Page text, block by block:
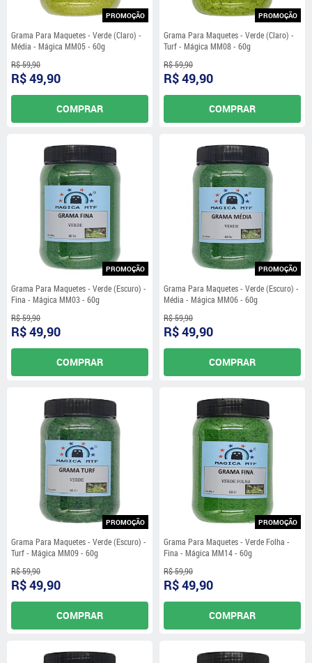
PROMOÇÃO
Grama Para Maquetes - Verde (Claro) -
Média - Mágica MM05 - 60g
R$ 59,90
R$ 49,90
COMPRAR
PROMOÇÃO
Grama Para Maquetes - Verde (Claro) -
Turf - Mágica MM08 - 60g
R$ 59,90
R$ 49,90
COMPRAR
PROMOÇÃO
Grama Para Maquetes - Verde (Escuro) -
Fina - Mágica MM03 - 60g
R$ 59,90
R$ 49,90
COMPRAR
PROMOÇÃO
Grama Para Maquetes - Verde (Escuro) -
Média - Mágica MM06 - 60g
R$ 59,90
R$ 49,90
COMPRAR
PROMOÇÃO
Grama Para Maquetes - Verde (Escuro) -
Turf - Mágica MM09 - 60g
R$ 59,90
R$ 49,90
COMPRAR
PROMOÇÃO
Grama Para Maquetes - Verde Folha -
Fina - Mágica MM14 - 60g
R$ 59,90
R$ 49,90
COMPRAR